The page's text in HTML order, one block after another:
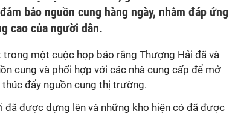
bảo nguồn cung hàng ngày, nhằm đáp ứng
cao của người dân.
một cuộc họp báo rằng Thượng Hải đã và
cung và phối hợp với các nhà cung cấp để mở
đẩy nguồn cung thị trường.
đã được dựng lên và những kho hiện có đã được